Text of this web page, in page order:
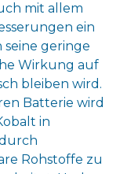
mit allem
ein
geringe
Wirkung auf
bleiben wird.
Batterie wird
in
Rohstoffe zu